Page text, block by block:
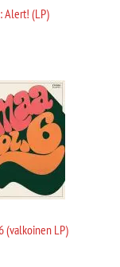
Alert! (LP)
(valkoinen LP)